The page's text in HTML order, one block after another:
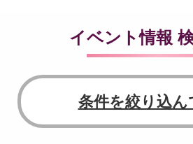
イベント情報
条件を絞り込ん